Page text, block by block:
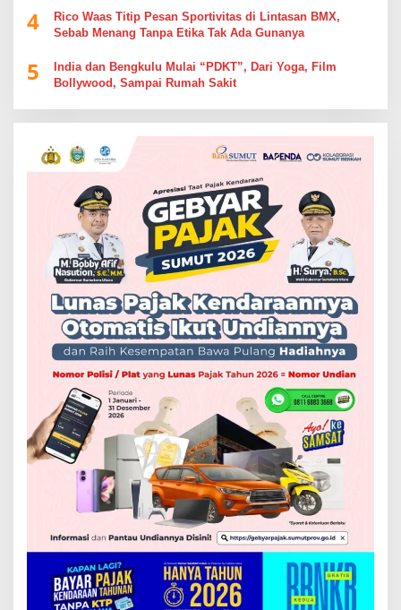
4
Rico Waas Titip Pesan Sportivitas di Lintasan BMX,
Sebab Menang Tanpa Etika Tak Ada Gunanya
5
India dan Bengkulu Mulai “PDKT”, Dari Yoga, Film
Bollywood, Sampai Rumah Sakit